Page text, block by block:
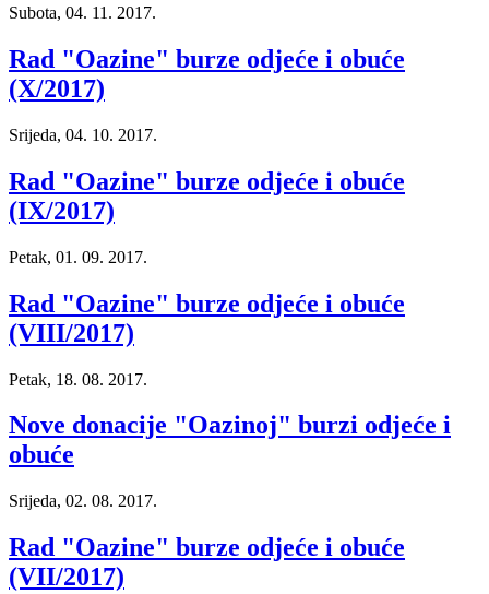
Subota, 04. 11. 2017.
Rad "Oazine" burze odjeće i obuće
(X/2017)
Srijeda, 04. 10. 2017.
Rad "Oazine" burze odjeće i obuće
(IX/2017)
Petak, 01. 09. 2017.
Rad "Oazine" burze odjeće i obuće
(VIII/2017)
Petak, 18. 08. 2017.
Nove donacije "Oazinoj" burzi odjeće i
obuće
Srijeda, 02. 08. 2017.
Rad "Oazine" burze odjeće i obuće
(VII/2017)